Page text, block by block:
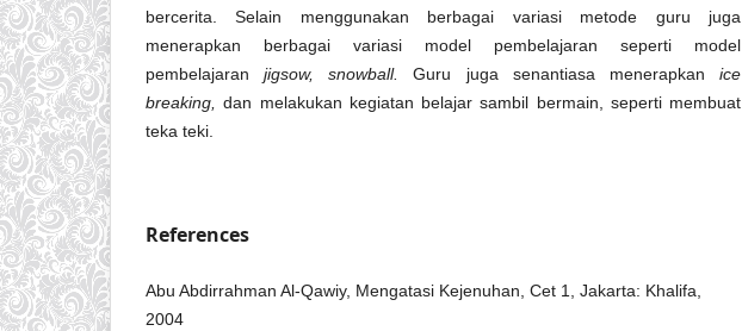
bercerita. Selain menggunakan berbagai variasi metode guru juga
menerapkan berbagai variasi model pembelajaran seperti model
pembelajaranjigsow, snowball.Guru juga senantiasa menerapkanice
breaking,dan melakukan kegiatan belajar sambil bermain, seperti membuat
teka teki.
References
Abu Abdirrahman Al-Qawiy, Mengatasi Kejenuhan, Cet 1, Jakarta: Khalifa,
2004